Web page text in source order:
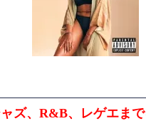
ズ、R&B、レゲエま